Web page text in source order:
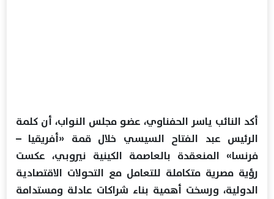
أكد النائب ياسر الحفناوي، عضو مجلس النواب، أن كلمة
الرئيس عبد الفتاح السيسي خلال قمة «أفريقيا –
فرنسا» المنعقدة بالعاصمة الكينية نيروبي، عكست
رؤية مصرية متكاملة للتعامل مع التحولات الاقتصادية
الدولية، ورسخت أهمية بناء شراكات عادلة ومستدامة